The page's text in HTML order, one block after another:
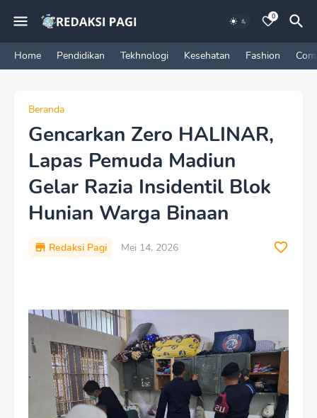
0
Home Pendidikan Tekhnologi Kesehatan Fashion
Beranda
Gencarkan Zero HALINAR,
Lapas Pemuda Madiun
Gelar Razia Insidentil Blok
Hunian Warga Binaan
Redaksi Pagi Mei 14, 2026
i
m